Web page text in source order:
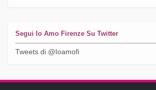
Segui Io Amo Firenze Su Twitter
Tweets di @Ioamofi